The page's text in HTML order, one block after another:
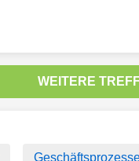
WEITERE